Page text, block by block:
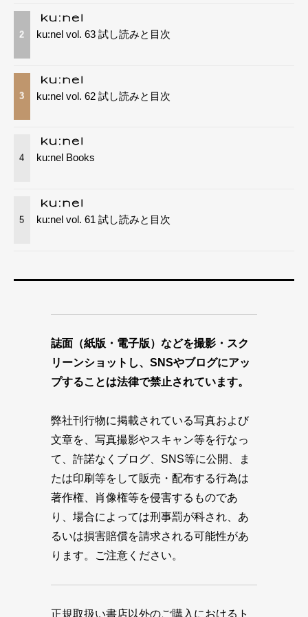
2 ku:nel vol. 63 試し読みと目次
3 ku:nel vol. 62 試し読みと目次
4 ku:nel Books
5 ku:nel vol. 61 試し読みと目次
誌面（紙版・電子版）などを撮影・スク
リーンショットし、SNSやブログにアッ
プすることは法律で禁止されています。
弊社刊行物に掲載されている写真および
文章を、写真撮影やスキャン等を行なっ
て、許諾なくブログ、SNS等に公開、ま
たは印刷等をして販売・配布する行為は
著作権、肖像権等を侵害するものであ
り、場合によっては刑事罰が科され、あ
るいは損害賠償を請求される可能性があ
ります。ご注意ください。
正規取扱い書店以外のご購入におけるト